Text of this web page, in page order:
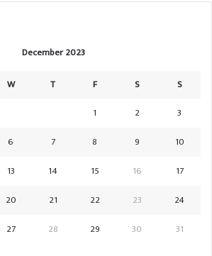
December 2023
W T F S
S
1
2
3
6 7 8 9
10
13 14 15 16
17
20 21 22 23
24
27 28 29 30 31